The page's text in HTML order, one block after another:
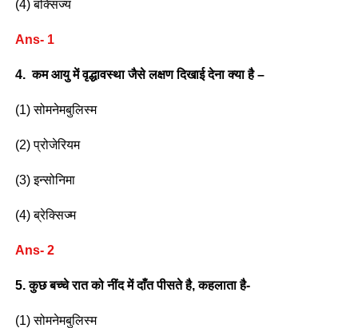
(4) बक्सिज्य
Ans- 1
4. कम आयु में वृद्धावस्था जैसे लक्षण दिखाई देना क्या है –
(1) सोमनेमबुलिस्म
(2) प्रोजेरियम
(3) इन्सोनिमा
(4) ब्रेक्सिज्म
Ans- 2
5. कुछ बच्चे रात को नींद में दाँत पीसते है, कहलाता है-
(1) सोमनेमबुलिस्म